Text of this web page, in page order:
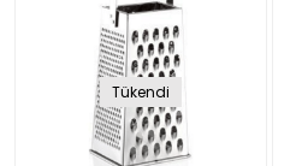
Tükendi